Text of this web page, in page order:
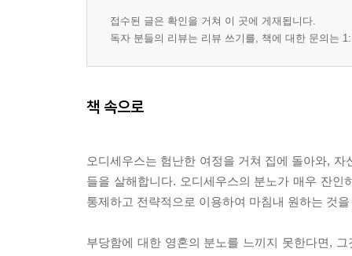
접수된 글은 확인을 거쳐 이 곳에 게재됩니다.
독자 분들의 리뷰는 리뷰 쓰기를, 책에 대한 문의는
책 속으로
오디세우스는 험난한 여정을 거쳐 집에 돌아와,
들을 살해합니다. 오디세우스의 분노가 매우 잔
통제하고 전략적으로 이용하여 마침내 원하는 것
부당함에 대한 영혼의 분노를 느끼지 못한다면,